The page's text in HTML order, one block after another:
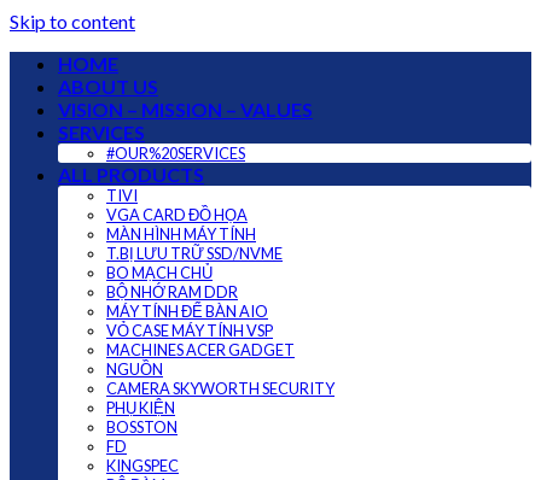
Skip to content
HOME
ABOUT US
VISION – MISSION – VALUES
SERVICES
#OUR%20SERVICES
ALL PRODUCTS
TIVI
VGA CARD ĐỒ HỌA
MÀN HÌNH MÁY TÍNH
T.BỊ LƯU TRỮ SSD/NVME
BO MẠCH CHỦ
BỘ NHỚ RAM DDR
MÁY TÍNH ĐỂ BÀN AIO
VỎ CASE MÁY TÍNH VSP
MACHINES ACER GADGET
NGUỒN
CAMERA SKYWORTH SECURITY
PHỤ KIỆN
BOSSTON
FD
KINGSPEC